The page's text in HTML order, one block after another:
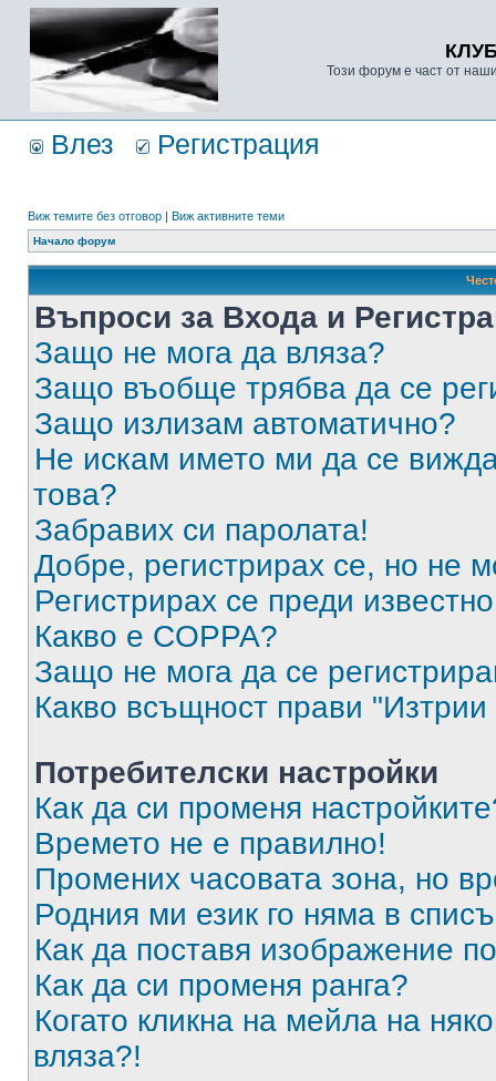
Този форум е част от
Влез Регистрация
Виж темите без отговор | Виж активните теми
Начало форум
Въпроси за Входа и
Защо не мога да вляза?
Защо въобще трябва да се
Защо излизам автоматично?
Не искам името ми да се
това?
Забравих си паролата!
Добре, регистрирах се, но не
Регистрирах се преди
Какво е COPPA?
Защо не мога да се
Какво всъщност прави "Изтрии
Потребителски настройки
Как да си променя
Времето не е правилно!
Промених часовата зона, но
Родния ми език го няма в
Как да поставя изображение
Как да си променя ранга?
Когато кликна на мейла на
вляза?!